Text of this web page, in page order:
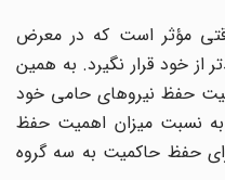
مؤثر است که در معرض
خود قرار نگیرد. به همین
حفظ نیروهای حامی خود
نسبت میزان اهمیت حفظ
حفظ حاکمیت به سه گروه